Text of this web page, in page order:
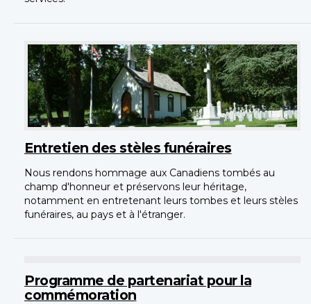
Entretien des stèles funéraires
Nous rendons hommage aux Canadiens tombés au
champ d'honneur et préservons leur héritage,
notamment en entretenant leurs tombes et leurs stèles
funéraires, au pays et à l'étranger.
Programme de partenariat pour la
commémoration